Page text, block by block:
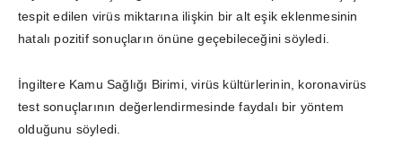
tespit edilen virüs miktarına ilişkin bir alt eşik eklenmesinin
hatalı pozitif sonuçların önüne geçebileceğini söyledi.
İngiltere Kamu Sağlığı Birimi, virüs kültürlerinin, koronavirüs
test sonuçlarının değerlendirmesinde faydalı bir yöntem
olduğunu söyledi.